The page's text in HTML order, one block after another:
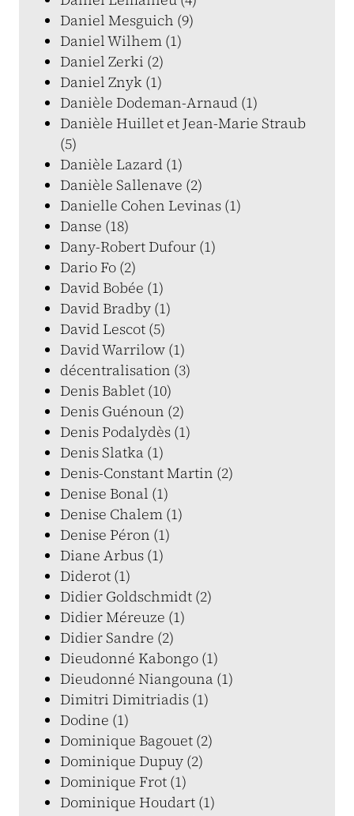
Daniel Mesguich (9)
Daniel Wilhem (1)
Daniel Zerki (2)
Daniel Znyk (1)
Danièle Dodeman-Arnaud (1)
Danièle Huillet et Jean-Marie Straub
(5)
Danièle Lazard (1)
Danièle Sallenave (2)
Danielle Cohen Levinas (1)
Danse (18)
Dany-Robert Dufour (1)
Dario Fo (2)
David Bobée (1)
David Bradby (1)
David Lescot (5)
David Warrilow (1)
décentralisation (3)
Denis Bablet (10)
Denis Guénoun (2)
Denis Podalydès (1)
Denis Slatka (1)
Denis-Constant Martin (2)
Denise Bonal (1)
Denise Chalem (1)
Denise Péron (1)
Diane Arbus (1)
Diderot (1)
Didier Goldschmidt (2)
Didier Méreuze (1)
Didier Sandre (2)
Dieudonné Kabongo (1)
Dieudonné Niangouna (1)
Dimitri Dimitriadis (1)
Dodine (1)
Dominique Bagouet (2)
Dominique Dupuy (2)
Dominique Frot (1)
Dominique Houdart (1)